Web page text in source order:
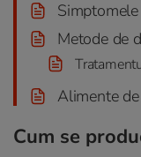
Metode de
Alimente
Cum se